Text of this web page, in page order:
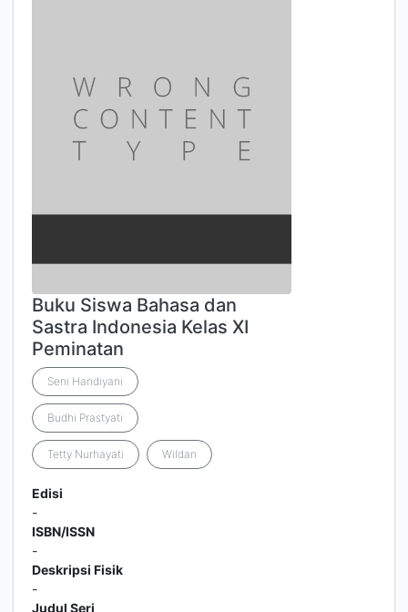
Buku Siswa Bahasa dan
Sastra Indonesia Kelas XI
Peminatan
Seni Handiyani
Budhi Prastyati
Tetty Nurhayati Wildan
Edisi
-
ISBN/ISSN
-
Deskripsi Fisik
-
Judul Seri